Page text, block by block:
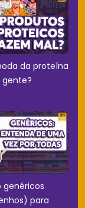
da proteína
genéricos
para